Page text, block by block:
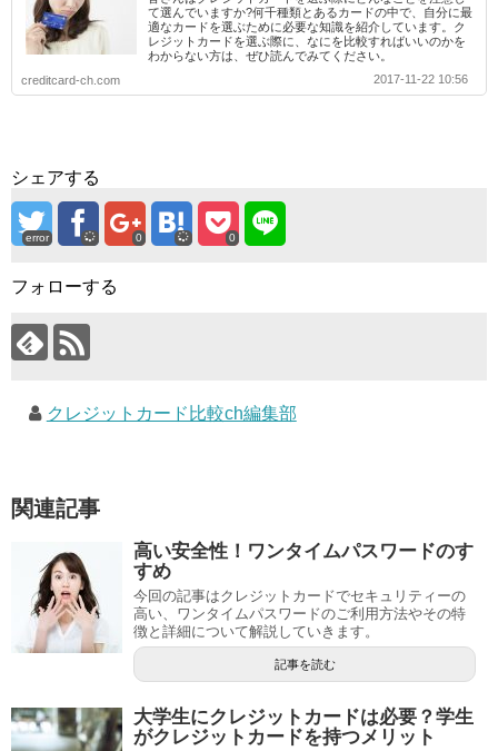
て選んでいますか?何千種類とあるカードの中で、自分に最
適なカードを選ぶために必要な知識を紹介しています。ク
レジットカードを選ぶ際に、なにを比較すればいいのかを
わからない方は、ぜひ読んでみてください。
creditcard-ch.com
2017-11-22 10:56
シェアする
error 0 0
フォローする
クレジットカード比較ch編集部
関連記事
高い安全性！ワンタイムパスワードのす
すめ
今回の記事はクレジットカードでセキュリティーの
高い、ワンタイムパスワードのご利用方法やその特
徴と詳細について解説していきます。
記事を読む
大学生にクレジットカードは必要？学生
がクレジットカードを持つメリット